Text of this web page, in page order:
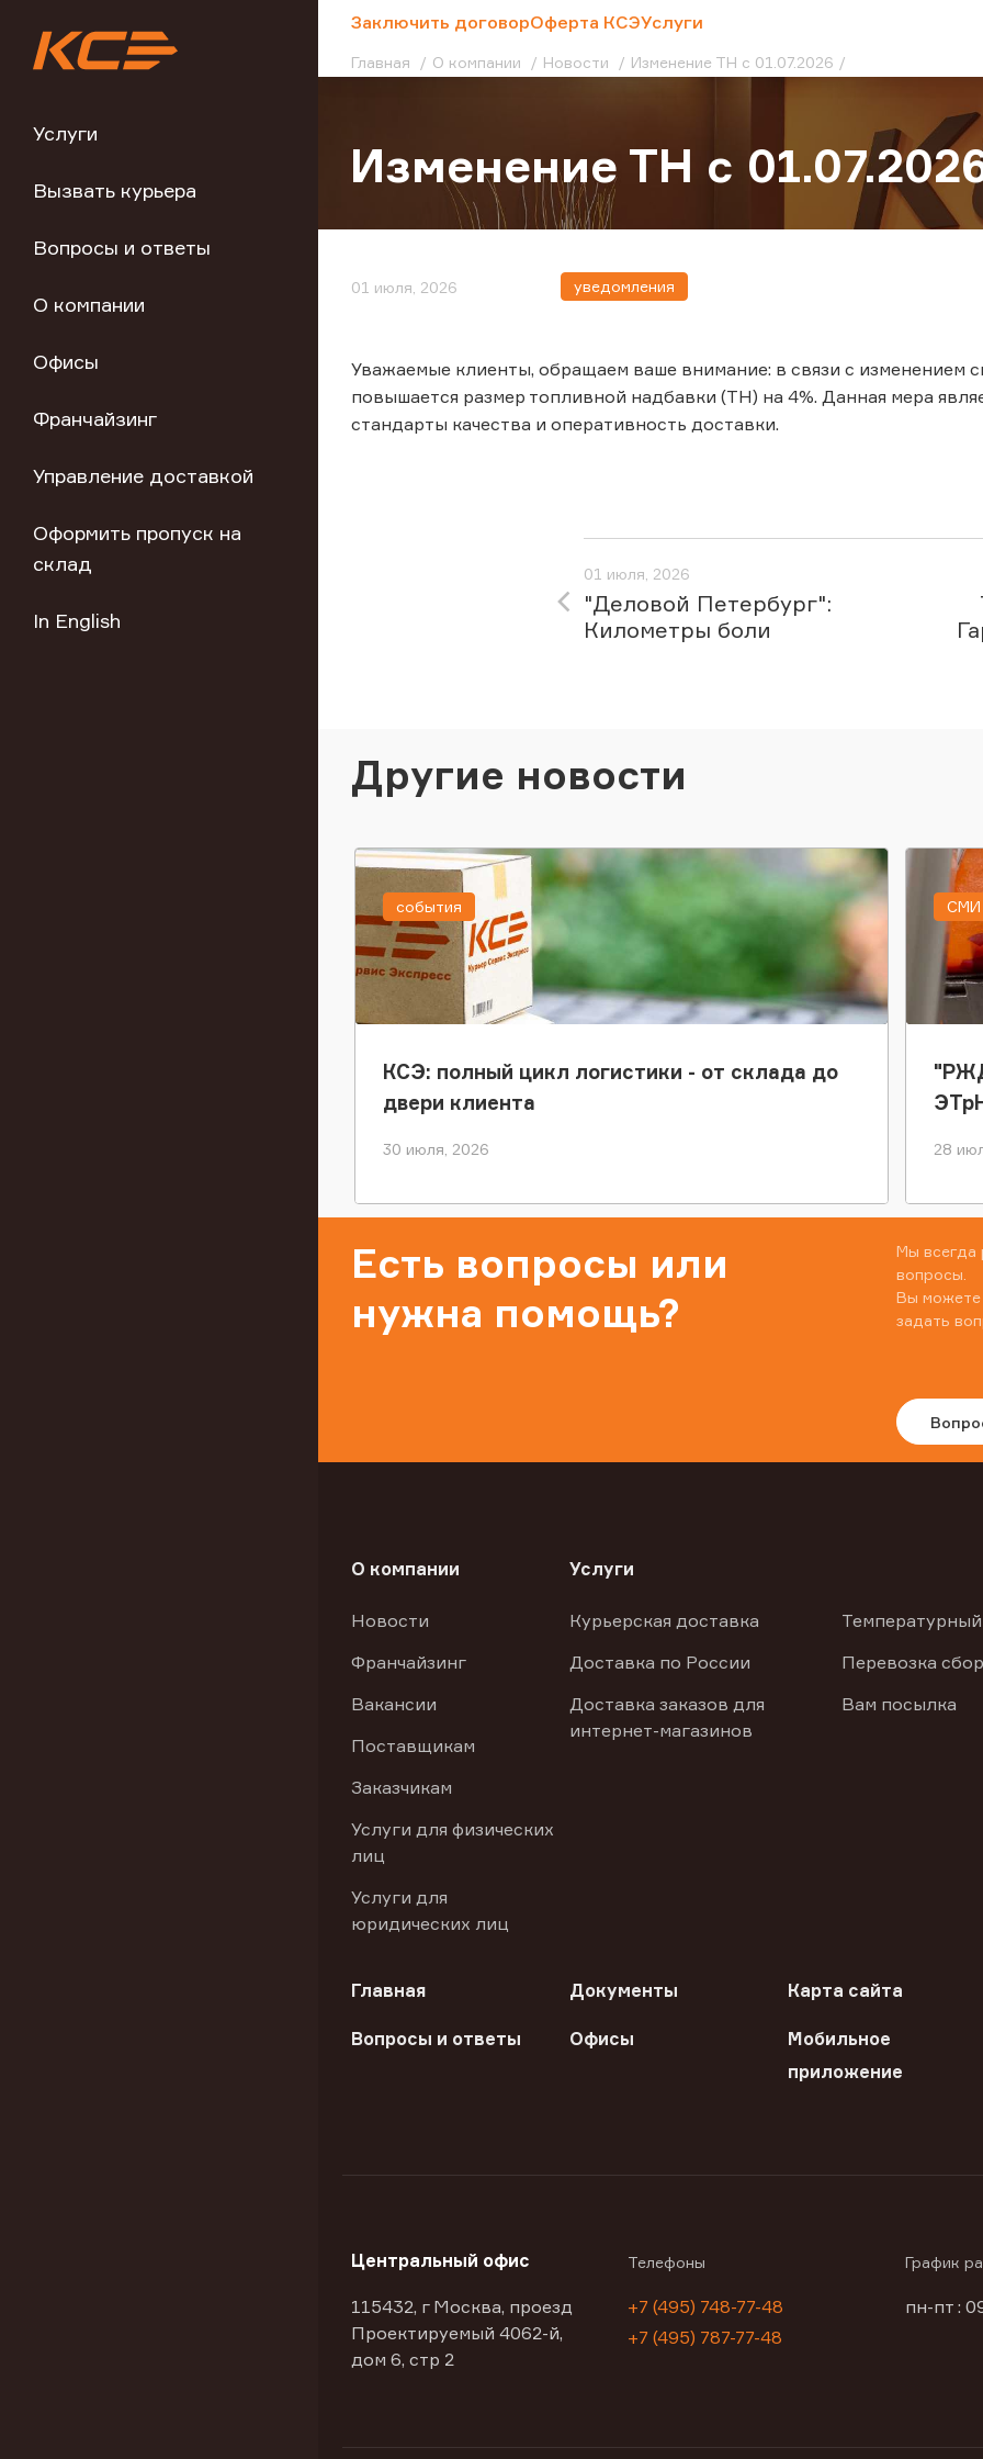
Услуги
Вызвать курьера
Вопросы и ответы
О компании
Офисы
Франчайзинг
Управление доставкой
Оформить пропуск на
склад
In English
Заключить договорОферта КСЭУслуги
Главная О компании Новости Изменение ТН с 01.07.2026
Изменение ТН с
01 июля, 2026 уведомления
Уважаемые клиенты, обращаем ваше внимание: в связи с изменением
повышается размер топливной надбавки (ТН) на 4%. Данная мера
стандарты качества и оперативность доставки.
01 июля, 2026
"Деловой Петербург":
Километры боли
Другие новости
КСЭ: полный цикл логистики - от склада до
двери клиента
30 июля, 2026
события
28
СМИ
Есть вопросы или
нужна помощь?
Мы всегда
вопросы.
Вы можете
задать
О компании
Новости
Франчайзинг
Вакансии
Поставщикам
Заказчикам
Услуги для физических
лиц
Услуги для
юридических лиц
Услуги
Курьерская доставка
Доставка по России
Доставка заказов для
интернет-магазинов
Перевозка
Вам посылка
Главная Документы Карта сайта
Вопросы и ответы Офисы
Мобильное
приложение
Центральный офис
115432, г Москва, проезд
Проектируемый 4062-й,
дом 6, стр 2
Телефоны
+7 (495) 748-77-48
+7 (495) 787-77-48
График
пн-пт :